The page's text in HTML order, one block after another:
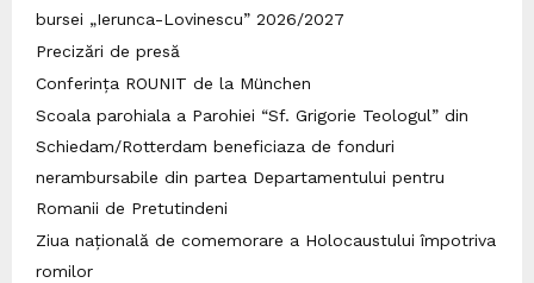
bursei „Ierunca-Lovinescu” 2026/2027
Precizări de presă
Conferința ROUNIT de la München
Scoala parohiala a Parohiei “Sf. Grigorie Teologul” din
Schiedam/Rotterdam beneficiaza de fonduri
nerambursabile din partea Departamentului pentru
Romanii de Pretutindeni
Ziua națională de comemorare a Holocaustului împotriva
romilor